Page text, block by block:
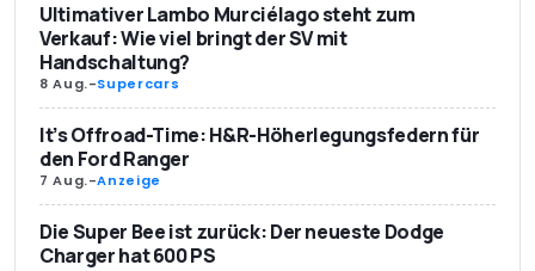
Ultimativer Lambo Murciélago steht zum
Verkauf: Wie viel bringt der SV mit
Handschaltung?
8 Aug.-Supercars
It’s Offroad-Time: H&R-Höherlegungsfedern für
den Ford Ranger
7 Aug.-Anzeige
Die Super Bee ist zurück: Der neueste Dodge
Charger hat 600 PS